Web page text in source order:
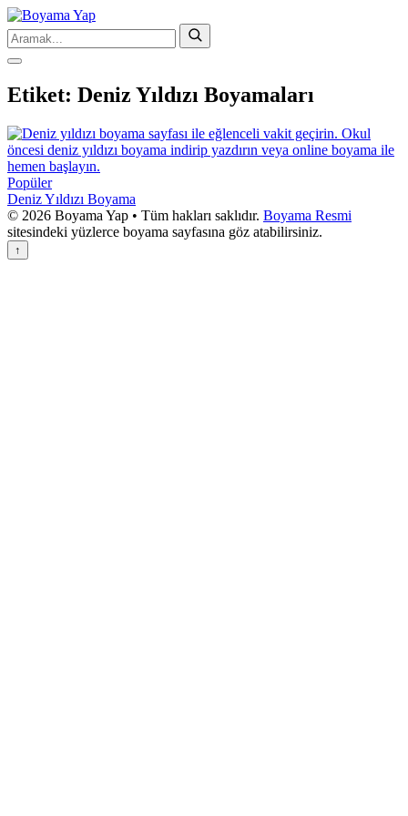
Etiket: Deniz Yıldızı Boyamaları
Popüler
Deniz Yıldızı Boyama
© 2026 Boyama Yap • Tüm hakları saklıdır. Boyama Resmi
sitesindeki yüzlerce boyama sayfasına göz atabilirsiniz.
↑